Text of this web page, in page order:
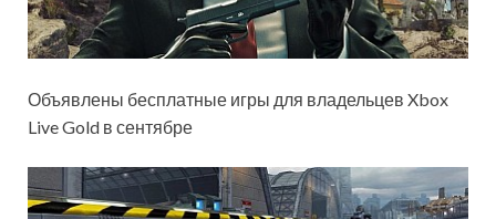
Объявлены бесплатные игры для владельцев Xbox
Live Gold в сентябре